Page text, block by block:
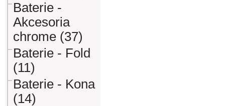
Baterie -
Akcesoria
chrome (37)
Baterie - Fold
(11)
Baterie - Kona
(14)